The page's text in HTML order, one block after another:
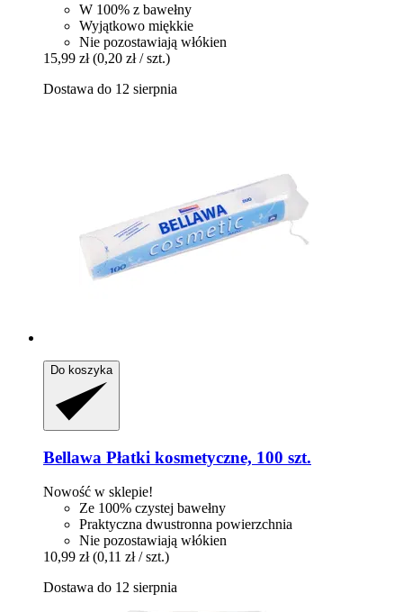
W 100% z bawełny
Wyjątkowo miękkie
Nie pozostawiają włókien
15,99 zł (0,20 zł / szt.)
Dostawa do 12 sierpnia
Do koszyka
Bellawa Płatki kosmetyczne, 100 szt.
Nowość w sklepie!
Ze 100% czystej bawełny
Praktyczna dwustronna powierzchnia
Nie pozostawiają włókien
10,99 zł (0,11 zł / szt.)
Dostawa do 12 sierpnia